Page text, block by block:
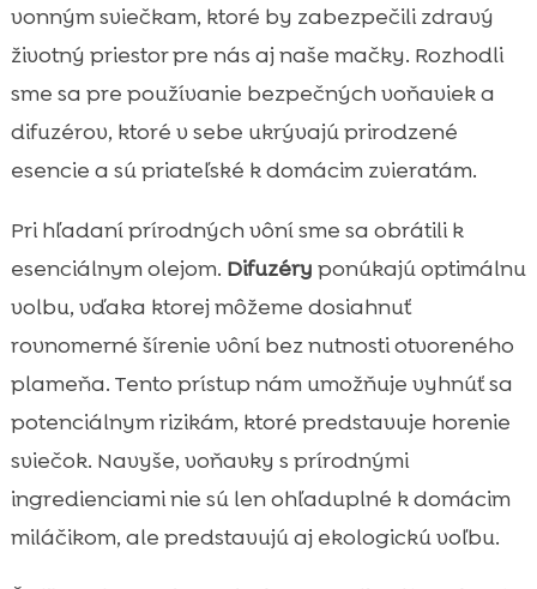
vonným sviečkam, ktoré by zabezpečili zdravý
životný priestor pre nás aj naše mačky. Rozhodli
sme sa pre používanie bezpečných voňaviek a
difuzérov, ktoré v sebe ukrývajú prirodzené
esencie a sú priateľské k domácim zvieratám.
Pri hľadaní prírodných vôní sme sa obrátili k
esenciálnym olejom. Difuzéry ponúkajú optimálnu
volbu, vďaka ktorej môžeme dosiahnuť
rovnomerné šírenie vôní bez nutnosti otvoreného
plameňa. Tento prístup nám umožňuje vyhnúť sa
potenciálnym rizikám, ktoré predstavuje horenie
sviečok. Navyše, voňavky s prírodnými
ingredienciami nie sú len ohľaduplné k domácim
miláčikom, ale predstavujú aj ekologickú voľbu.